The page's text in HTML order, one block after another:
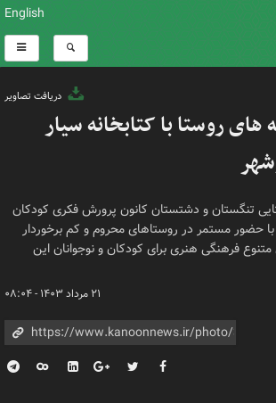
English
دریافت تصاویر
روستا با کتابخانه سیار
تنگستان و دشتستان کانون پرورش فکری کودکان
با حضور مستمر در روستاهای محروم و کم برخوردار
فرهنگی هنری برای کودکان و نوجوانان این
۲۱ مرداد ۱۴۰۳ - ۰۸:۰۴